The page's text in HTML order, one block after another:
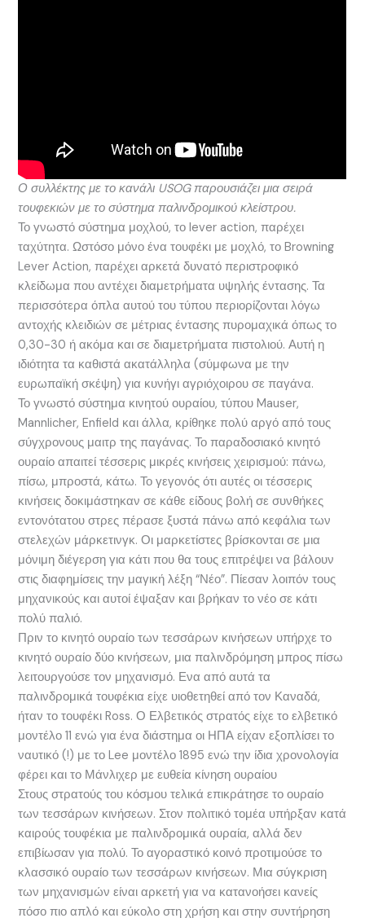
Ο συλλέκτης με το κανάλι USOG παρουσιάζει μια σειρά
τουφεκιών με το σύστημα παλινδρομικού κλείστρου.
Το γνωστό σύστημα μοχλού, το lever action, παρέχει
ταχύτητα. Ωστόσο μόνο ένα τουφέκι με μοχλό, το Browning
Lever Action, παρέχει αρκετά δυνατό περιστροφικό
κλείδωμα που αντέχει διαμετρήματα υψηλής έντασης. Τα
περισσότερα όπλα αυτού του τύπου περιορίζονται λόγω
αντοχής κλειδιών σε μέτριας έντασης πυρομαχικά όπως το
0,30-30 ή ακόμα και σε διαμετρήματα πιστολιού. Αυτή η
ιδιότητα τα καθιστά ακατάλληλα (σύμφωνα με την
ευρωπαϊκή σκέψη) για κυνήγι αγριόχοιρου σε παγάνα.
Το γνωστό σύστημα κινητού ουραίου, τύπου Mauser,
Mannlicher, Enfield και άλλα, κρίθηκε πολύ αργό από τους
σύγχρονους μαιτρ της παγάνας. Το παραδοσιακό κινητό
ουραίο απαιτεί τέσσερις μικρές κινήσεις χειρισμού: πάνω,
πίσω, μπροστά, κάτω. Το γεγονός ότι αυτές οι τέσσερις
κινήσεις δοκιμάστηκαν σε κάθε είδους βολή σε συνθήκες
εντονότατου στρες πέρασε ξυστά πάνω από κεφάλια των
στελεχών μάρκετινγκ. Οι μαρκετίστες βρίσκονται σε μια
μόνιμη διέγερση για κάτι που θα τους επιτρέψει να βάλουν
στις διαφημίσεις την μαγική λέξη “Νέο”. Πίεσαν λοιπόν τους
μηχανικούς και αυτοί έψαξαν και βρήκαν το νέο σε κάτι
πολύ παλιό.
Πριν το κινητό ουραίο των τεσσάρων κινήσεων υπήρχε το
κινητό ουραίο δύο κινήσεων, μια παλινδρόμηση μπρος πίσω
λειτουργούσε τον μηχανισμό. Ενα από αυτά τα
παλινδρομικά τουφέκια είχε υιοθετηθεί από τον Καναδά,
ήταν το τουφέκι Ross. Ο Ελβετικός στρατός είχε το ελβετικό
μοντέλο 11 ενώ για ένα διάστημα οι ΗΠΑ είχαν εξοπλίσει το
ναυτικό (!) με το Lee μοντέλο 1895 ενώ την ίδια χρονολογία
φέρει και το Μάνλιχερ με ευθεία κίνηση ουραίου
Στους στρατούς του κόσμου τελικά επικράτησε το ουραίο
των τεσσάρων κινήσεων. Στον πολιτικό τομέα υπήρξαν κατά
καιρούς τουφέκια με παλινδρομικά ουραία, αλλά δεν
επιβίωσαν για πολύ. Το αγοραστικό κοινό προτιμούσε το
κλασσικό ουραίο των τεσσάρων κινήσεων. Μια σύγκριση
των μηχανισμών είναι αρκετή για να κατανοήσει κανείς
πόσο πιο απλό και εύκολο στη χρήση και στην συντήρηση